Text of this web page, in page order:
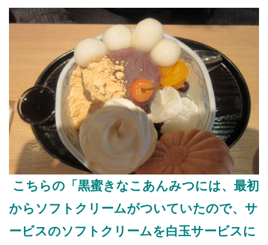
こちらの「黒蜜きなこあんみつには、最初
からソフトクリームがついていたので、サ
ービスのソフトクリームを白玉サービスに